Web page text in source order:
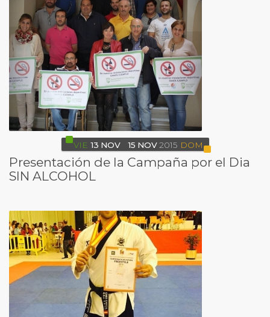
VIE 13 NOV 15 NOV 2015 DOM
Presentación de la Campaña por el Dia
SIN ALCOHOL